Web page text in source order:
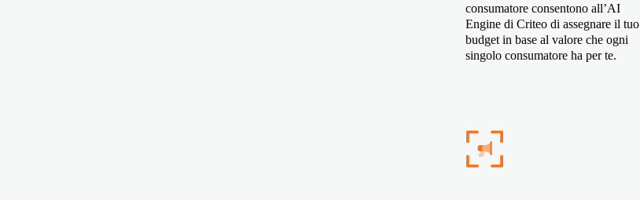
consumatore consentono all’AI
Engine di Criteo di assegnare il tuo
budget in base al valore che ogni
singolo consumatore ha per te.